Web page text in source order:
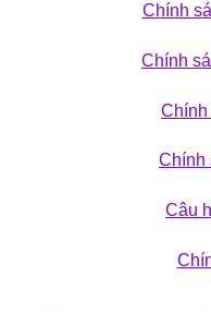
Chính
Chính
Chính
Chính
Câu